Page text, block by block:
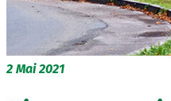
2 Mai 2021